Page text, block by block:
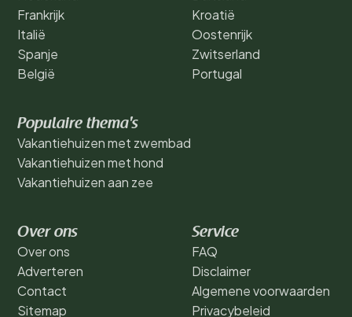
Frankrijk
Italië
Spanje
België
Kroatië
Oostenrijk
Zwitserland
Portugal
Populaire thema's
Vakantiehuizen met zwembad
Vakantiehuizen met hond
Vakantiehuizen aan zee
Over ons
Over ons
Adverteren
Contact
Sitemap
Service
FAQ
Disclaimer
Algemene voorwaarden
Privacybeleid